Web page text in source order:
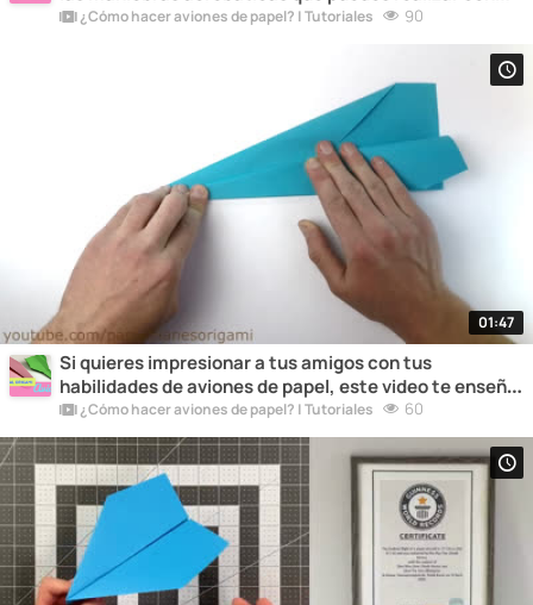
tus aviones de papel. ¡Prepárate para impresionar con
¿Cómo hacer aviones de papel? | Tutoriales 90
01:47
Si quieres impresionar a tus amigos con tus
habilidades de aviones de papel, este video te enseña
algunos trucos sorprendentes que seguramente les
dejarán boquiabiertos.
¿Cómo hacer aviones de papel? | Tutoriales 60